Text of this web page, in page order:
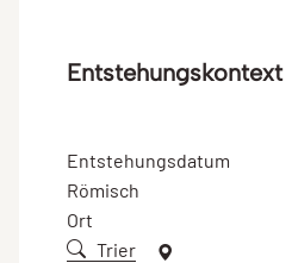
Entstehungskontext
Entstehungsdatum
Römisch
Ort
Trier